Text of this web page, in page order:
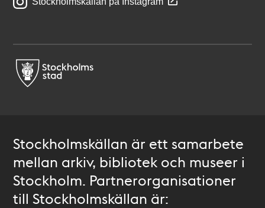
Stockholmskällan är ett samarbete
mellan arkiv, bibliotek och museer i
Stockholm. Partnerorganisationer
till Stockholmskällan är: